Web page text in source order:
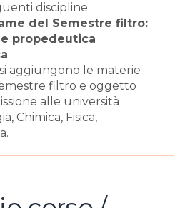
discipline:
del Semestre filtro:
propedeutica
.
aggiungono le materie
filtro e oggetto
alle università
Chimica, Fisica,